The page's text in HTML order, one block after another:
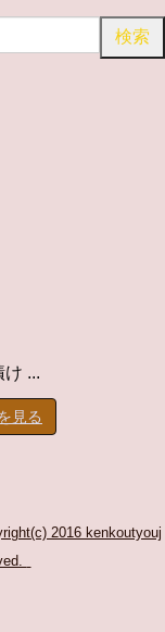
...
見る
2016 kenkoutyouj